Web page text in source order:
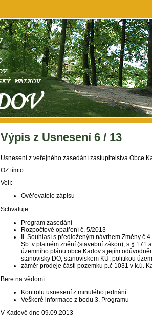
Výpis z Usnesení 6 / 13
Usnesení z veřejného zasedání zastupitelstva Obce
OZ tímto
Volí:
Ověřovatele zápisu
Schvaluje:
Program zasedání
Rozpočtové opatření č. 5/2013
II. Souhlasí s předloženým návrhem Změny
Sb. v platném znění (stavební zákon), s § 171
územního plánu obce Kadov s jejím
stanovisky DO, stanoviskem KÚ, politikou
záměr prodeje části pozemku p.č 1031 v k.ú.
Bere na vědomí:
Kontrolu usnesení z minulého jednání
Veškeré informace z bodu 3. Programu
V Kadově dne 09.09.2013